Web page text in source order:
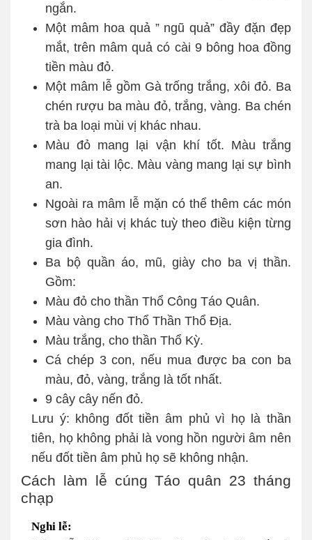
ngắn.
Một mâm hoa quả ” ngũ quả” đầy đặn đẹp
mắt, trên mâm quả có cài 9 bông hoa đồng
tiền màu đỏ.
Một mâm lễ gồm Gà trống trắng, xôi đỏ. Ba
chén rượu ba màu đỏ, trắng, vàng. Ba chén
trà ba loại mùi vị khác nhau.
Màu đỏ mang lại vận khí tốt. Màu trắng
mang lại tài lộc. Màu vàng mang lại sự bình
an.
Ngoài ra mâm lễ mặn có thể thêm các món
sơn hào hải vị khác tuỳ theo điều kiện từng
gia đình.
Ba bộ quần áo, mũ, giày cho ba vị thần.
Gồm:
Màu đỏ cho thần Thổ Công Táo Quân.
Màu vàng cho Thổ Thần Thổ Địa.
Màu trắng, cho thần Thổ Kỳ.
Cá chép 3 con, nếu mua được ba con ba
màu, đỏ, vàng, trắng là tốt nhất.
9 cây cây nến đỏ.
Lưu ý: không đốt tiền âm phủ vì họ là thần
tiên, họ không phải là vong hồn người âm nên
nếu đốt tiền âm phủ họ sẽ không nhận.
Cách làm lễ cúng Táo quân 23 tháng
chạp
Nghi lễ: